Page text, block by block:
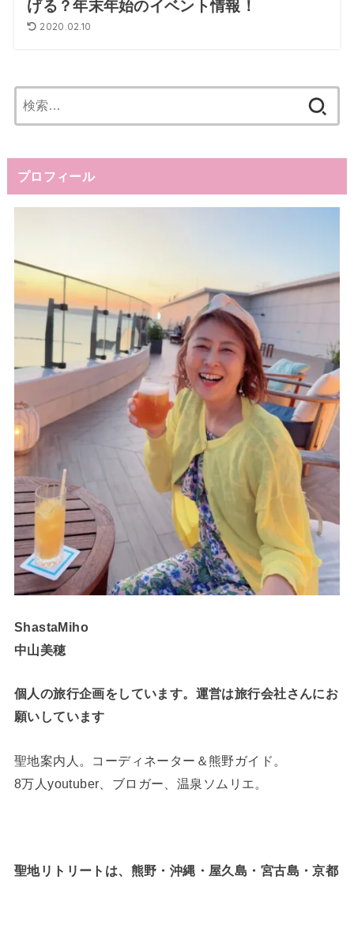
げる？年末年始のイベント情報！
2020.02.10
索:
プロフィール
ShastaMiho
中山美穂
個人の旅行企画をしています。運営は旅行会社さんにお
願いしています
聖地案内人。コーディネーター＆熊野ガイド。
8万人youtuber、ブロガー、温泉ソムリエ。
聖地リトリートは、熊野・沖縄・屋久島・宮古島・京都